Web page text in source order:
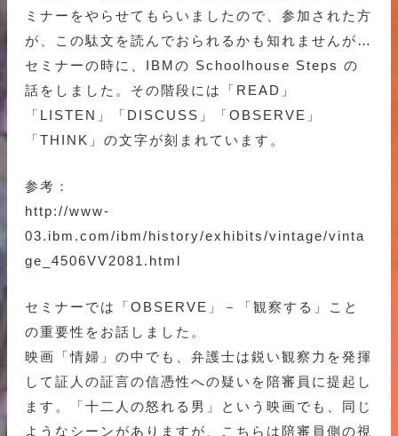
ミナーをやらせてもらいましたので、参加された方
が、この駄文を読んでおられるかも知れませんが…
セミナーの時に、IBMの Schoolhouse Steps の
話をしました。その階段には「READ」
「LISTEN」「DISCUSS」「OBSERVE」
「THINK」の文字が刻まれています。
参考：
http://www-
03.ibm.com/ibm/history/exhibits/vintage/vinta
ge_4506VV2081.html
セミナーでは「OBSERVE」－「観察する」こと
の重要性をお話しました。
映画「情婦」の中でも、弁護士は鋭い観察力を発揮
して証人の証言の信憑性への疑いを陪審員に提起し
ます。「十二人の怒れる男」という映画でも、同じ
ようなシーンがありますが、こちらは陪審員側の視